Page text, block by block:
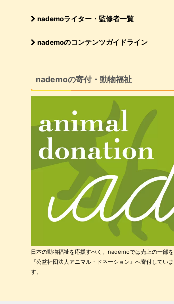
nademoライター・監修者一覧
nademoのコンテンツガイドライン
nademoの寄付・動物福祉
日本の動物福祉を応援すべく、nademoでは売上の一部を
『公益社団法人アニマル・ドネーション』へ寄付していま
す。